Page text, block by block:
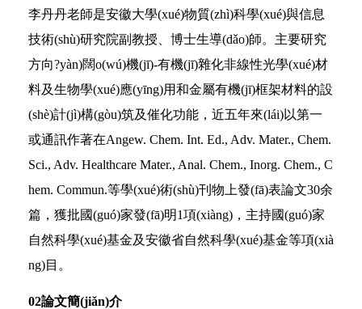
李丹丹老師是安徽大學(xué)物質(zhì)科學(xué)與信息
技術(shù)研究院副教授、博士生導(dǎo)師。主要研究
方向?yàn)闊o(wú)機(jī)-有機(jī)雜化非線性光學(xué)材
料及生物學(xué)應(yīng)用和金屬有機(jī)框架材料的設
(shè)計(jì)構(gòu)筑及催化功能，近五年來(lái)以第一
或通訊作著在Angew. Chem. Int. Ed., Adv. Mater., Chem.
Sci., Adv. Healthcare Mater., Anal. Chem., Inorg. Chem., C
hem. Commun.等學(xué)術(shù)刊物上發(fā)表論文30余
篇，獲批國(guó)家發(fā)明1項(xiàng)，主持國(guó)家
自然科學(xué)基金及安徽省自然科學(xué)基金等項(xià
ng)目。
02論文簡(jiǎn)介